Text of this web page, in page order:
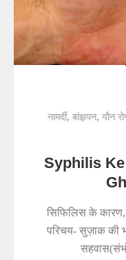
नामर्दी, बांझपन, यौन
Syphilis
सिफिलिस के
परिचय- सुज़ाक की